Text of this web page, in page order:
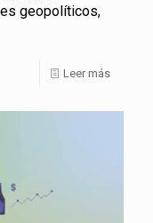
geopolíticos,
Leer más